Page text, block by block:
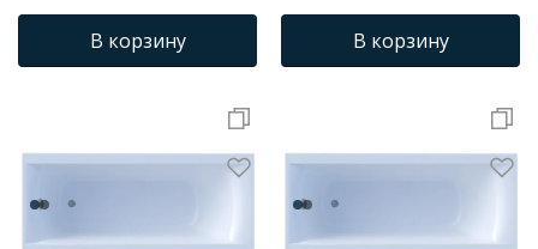
В корзину В корзину